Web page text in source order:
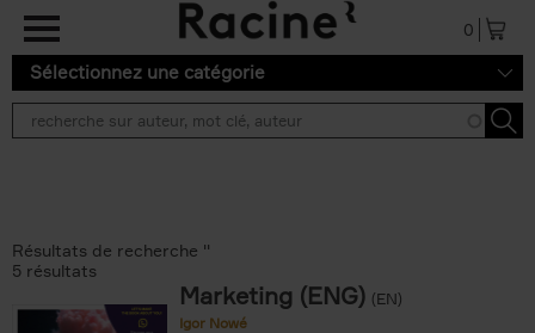
Aller au contenu principal
0
Sélectionnez une catégorie
Résultats de recherche ''
5 résultats
Marketing (ENG) (EN)
Igor Nowé